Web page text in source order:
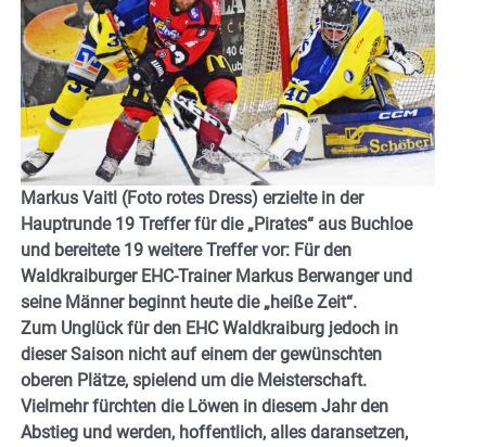
Markus Vaitl (Foto rotes Dress) erzielte in der
Hauptrunde 19 Treffer für die „Pirates“ aus Buchloe
und bereitete 19 weitere Treffer vor: Für den
Waldkraiburger EHC-Trainer Markus Berwanger und
seine Männer beginnt heute die „heiße Zeit“.
Zum Unglück für den EHC Waldkraiburg jedoch in
dieser Saison nicht auf einem der gewünschten
oberen Plätze, spielend um die Meisterschaft.
Vielmehr fürchten die Löwen in diesem Jahr den
Abstieg und werden, hoffentlich, alles daransetzen,